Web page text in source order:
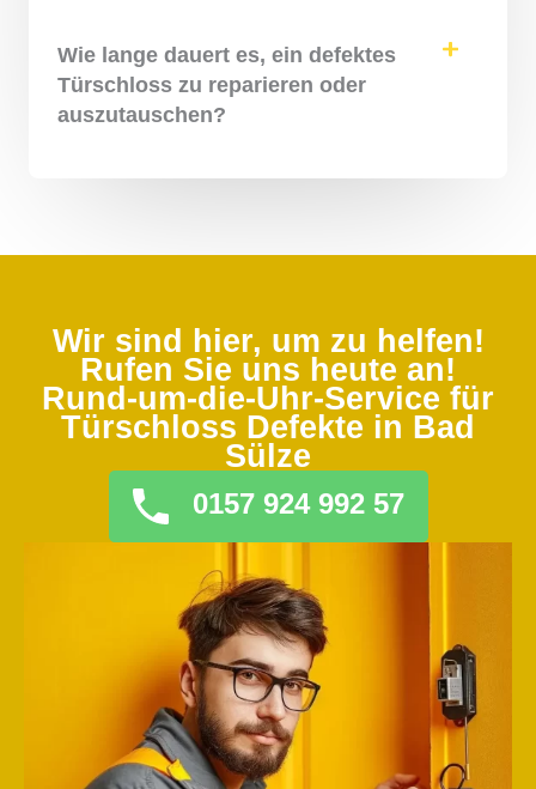
Wie lange dauert es, ein defektes
Türschloss zu reparieren oder
auszutauschen?
Wir sind hier, um zu helfen!
Rufen Sie uns heute an!
Rund-um-die-Uhr-Service für
Türschloss Defekte in Bad
Sülze
0157 924 992 57